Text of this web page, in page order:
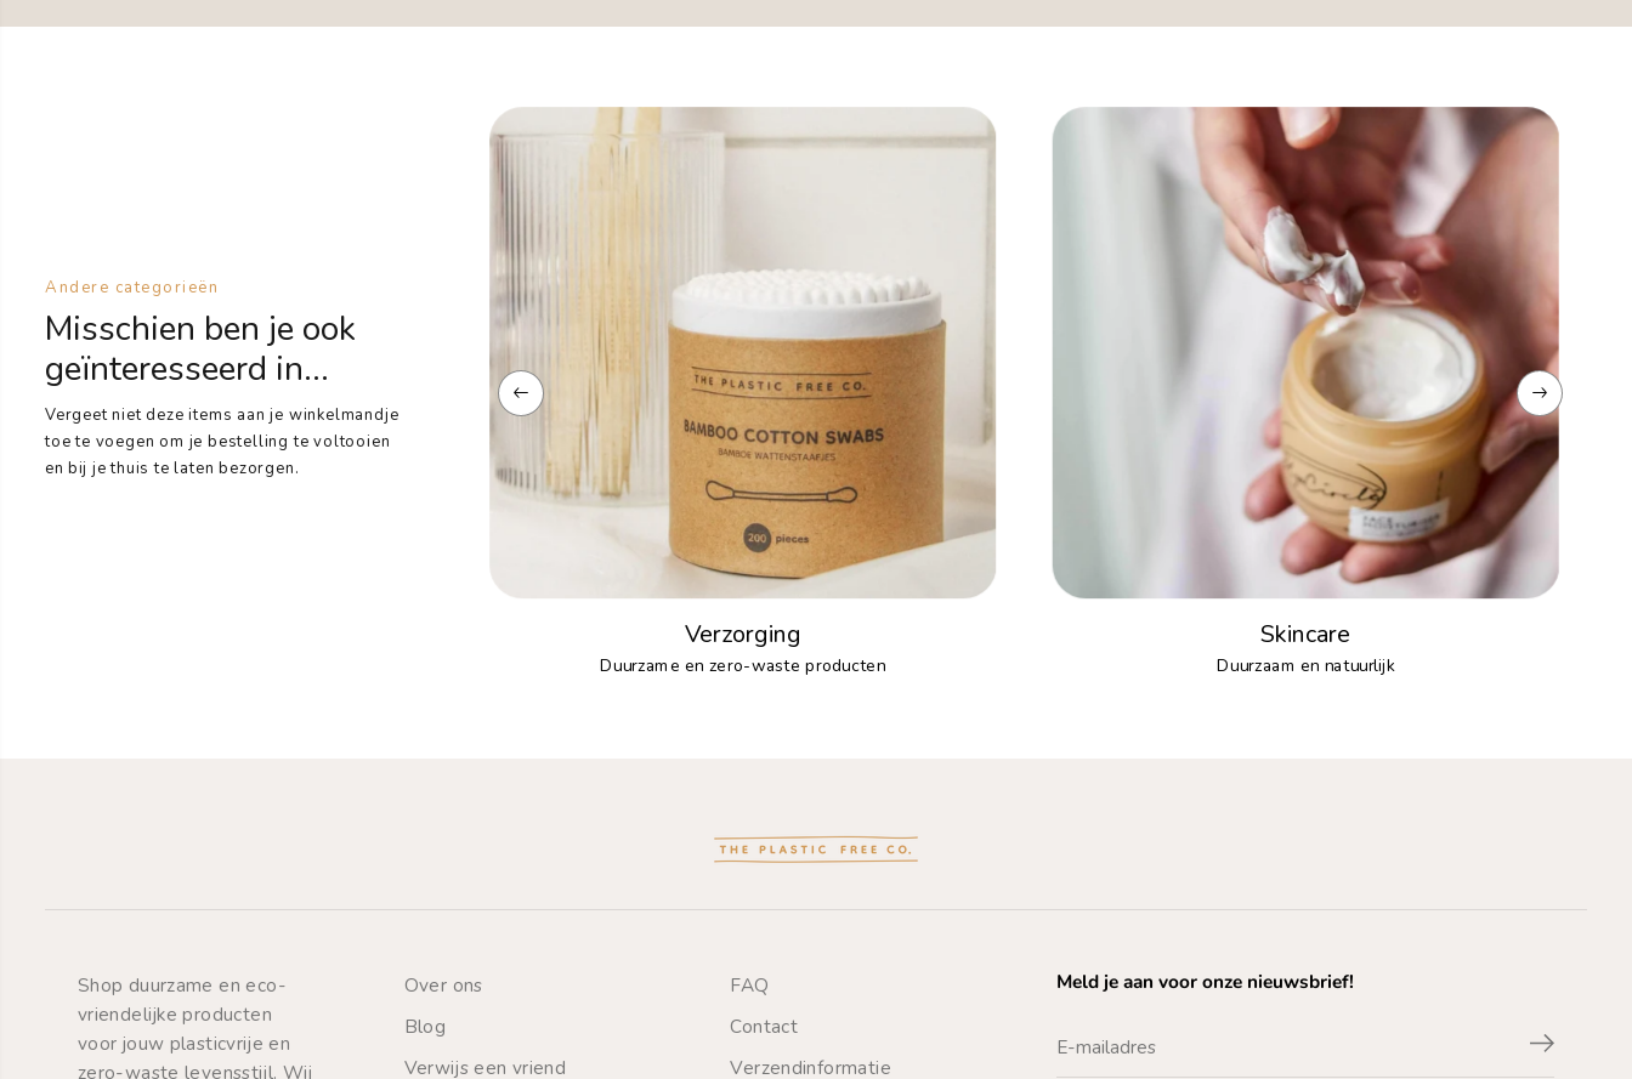
Andere categorieën
Misschien ben je ook
geïnteresseerd in...
Vergeet niet deze items aan je winkelmandje
toe te voegen om je bestelling te voltooien
en bij je thuis te laten bezorgen.
Verzorging
Duurzame en zero-waste producten
Skincare
Duurzaam en natuurlijk
Shop duurzame en eco-
vriendelijke producten
voor jouw plasticvrije en
zero-waste levensstijl. Wij
Over ons
Blog
Verwijs een vriend
FAQ
Contact
Verzendinformatie
Meld je aan voor onze nieuwsbrief!